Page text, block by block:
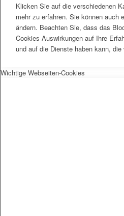
Klicken Sie auf die verschiedenen
mehr zu erfahren. Sie können auch
ändern. Beachten Sie, dass das
Cookies Auswirkungen auf Ihre
und auf die Dienste haben kann, die
Wichtige Webseiten-Cookies